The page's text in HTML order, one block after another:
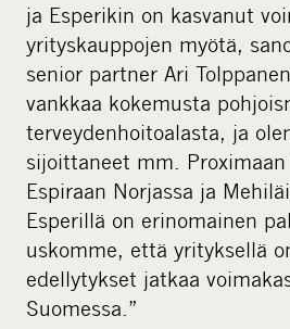
ja Esperikin on kasvanut
yrityskauppojen myötä,
senior partner Ari
vankkaa kokemusta
terveydenhoitoalasta, ja
sijoittaneet mm. Proximaan
Espiraan Norjassa ja
Esperillä on erinomainen
uskomme, että yrityksellä
edellytykset jatkaa
Suomessa.”